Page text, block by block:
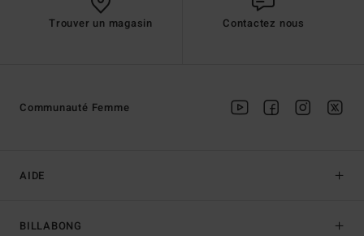
Trouver un magasin Contactez nous
AIDE
BILLABONG
Communauté Femme